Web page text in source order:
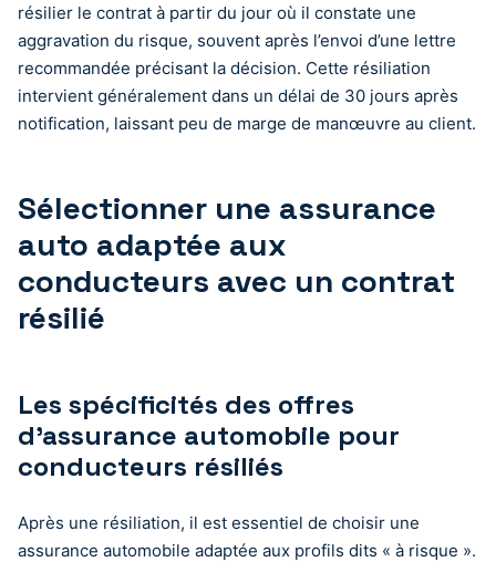
résilier le contrat à partir du jour où il constate une
aggravation du risque, souvent après l’envoi d’une lettre
recommandée précisant la décision. Cette résiliation
intervient généralement dans un délai de 30 jours après
notification, laissant peu de marge de manœuvre au client.
Sélectionner une assurance
auto adaptée aux
conducteurs avec un contrat
résilié
Les spécificités des offres
d’assurance automobile pour
conducteurs résiliés
Après une résiliation, il est essentiel de choisir une
assurance automobile adaptée aux profils dits « à risque ».